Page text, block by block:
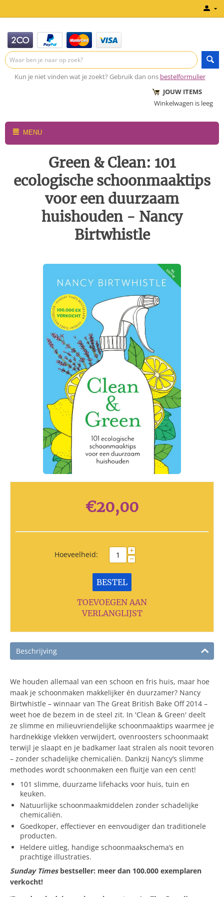
Kun je niet vinden wat je zoekt? Gebruik dan ons bestelformulier
JOUW ITEMS
Winkelwagen is leeg
MENU
Green & Clean: 101
ecologische schoonmaaktips
voor een duurzaam
huishouden - Nancy
Birtwhistle
€20,00
Hoeveelheid: +
−
BESTEL
TOEVOEGEN AAN
VERLANGLIJST
Beschrijving
We houden allemaal van een schoon en fris huis, maar hoe
maak je schoonmaken makkelijker én duurzamer? Nancy
Birtwhistle – winnaar van The Great British Bake Off 2014 –
weet hoe de bezem in de steel zit. In 'Clean & Green' deelt
ze slimme en milieuvriendelijke schoonmaaktips waarmee je
hardnekkige vlekken verwijdert, ovenroosters schoonmaakt
terwijl je slaapt en je badkamer laat stralen als nooit tevoren
– zonder schadelijke chemicaliën. Dankzij Nancy’s slimme
methodes wordt schoonmaken een fluitje van een cent!
101 slimme, duurzame lifehacks voor huis, tuin en
keuken.
Natuurlijke schoonmaakmiddelen zonder schadelijke
chemicaliën.
Goedkoper, effectiever en eenvoudiger dan traditionele
producten.
Heldere uitleg, handige schoonmaakschema’s en
prachtige illustraties.
Sunday Times bestseller: meer dan 100.000 exemplaren
verkocht!